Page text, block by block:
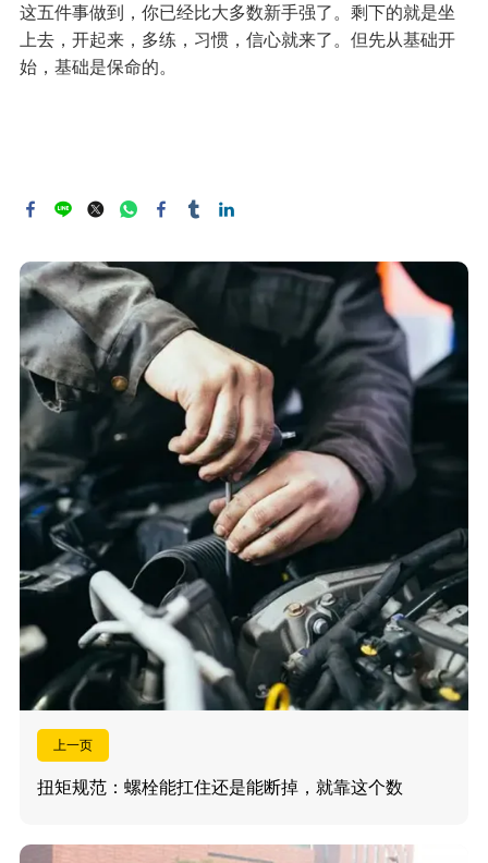
这五件事做到，你已经比大多数新手强了。剩下的就是坐
上去，开起来，多练，习惯，信心就来了。但先从基础开
始，基础是保命的。
上一页
扭矩规范：螺栓能扛住还是能断掉，就靠这个数